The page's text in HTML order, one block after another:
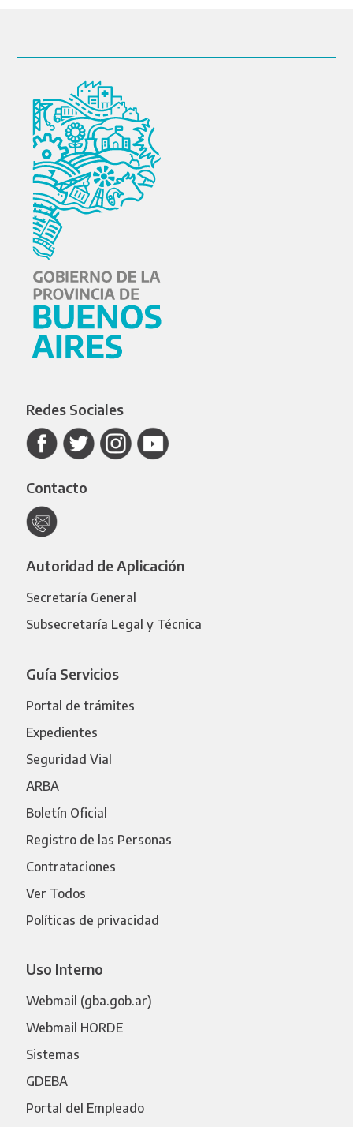
Redes Sociales
Contacto
Autoridad de Aplicación
Secretaría General
Subsecretaría Legal y Técnica
Guía Servicios
Portal de trámites
Expedientes
Seguridad Vial
ARBA
Boletín Oficial
Registro de las Personas
Contrataciones
Ver Todos
Políticas de privacidad
Uso Interno
Webmail (gba.gob.ar)
Webmail HORDE
Sistemas
GDEBA
Portal del Empleado